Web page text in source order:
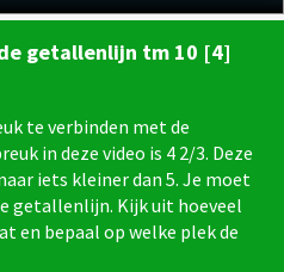
getallenlijn tm 10 [4]
te verbinden met de
in deze video is 4 2/3. Deze
iets kleiner dan 5. Je moet
getallenlijn. Kijk uit hoeveel
en bepaal op welke plek de